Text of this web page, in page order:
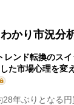
かり市況分析
レンド転換のス
た市場心理を変
年ぶりとなる円